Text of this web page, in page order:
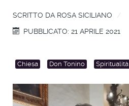
SCRITTO DA ROSA SICILIANO
PUBBLICATO: 21 APRILE 2021
Chiesa Don Tonino Spiritualità